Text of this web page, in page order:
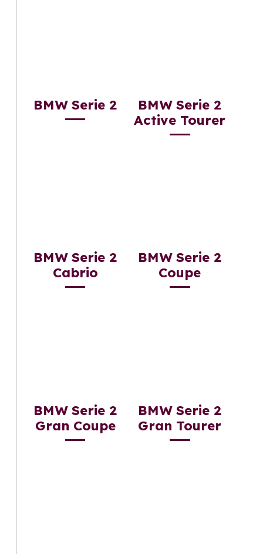
BMW Serie 2
BMW Serie 2
Active Tourer
BMW Serie 2
Cabrio
BMW Serie 2
Coupe
BMW Serie 2
Gran Coupe
BMW Serie 2
Gran Tourer